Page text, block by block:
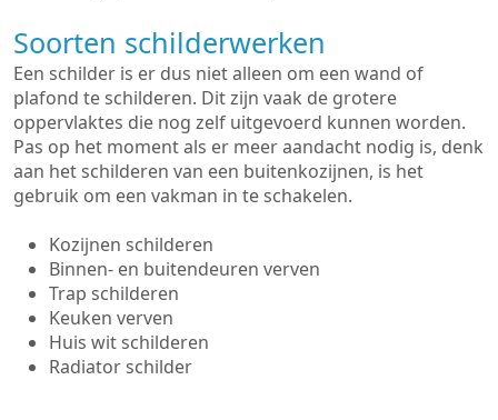
Soorten schilderwerken
Een schilder is er dus niet alleen om een wand of
plafond te schilderen. Dit zijn vaak de grotere
oppervlaktes die nog zelf uitgevoerd kunnen worden.
Pas op het moment als er meer aandacht nodig is, denk
aan het schilderen van een buitenkozijnen, is het
gebruik om een vakman in te schakelen.
Kozijnen schilderen
Binnen- en buitendeuren verven
Trap schilderen
Keuken verven
Huis wit schilderen
Radiator schilder